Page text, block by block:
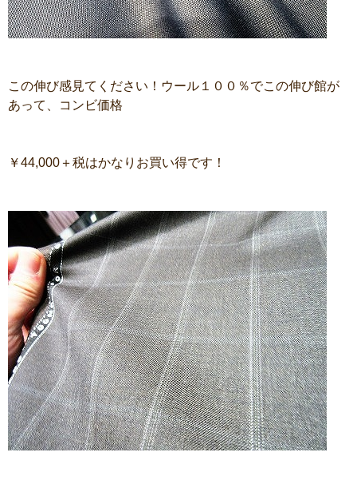
この伸び感見てください！ウール１００％でこの伸び館が
あって、コンビ価格
￥44,000＋税はかなりお買い得です！